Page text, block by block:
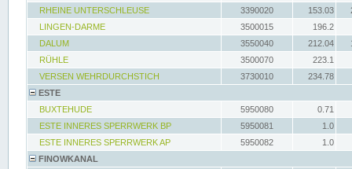
RHEINE UNTERSCHLEUSE
3390020 153.03
LINGEN-DARME
3500015
196.2
DALUM
3550040 212.04
RÜHLE
3500070
223.1
VERSEN WEHRDURCHSTICH
3730010
234.78
ESTE
BUXTEHUDE
5950080
0.71
ESTE INNERES SPERRWERK BP
5950081
1.0
ESTE INNERES SPERRWERK AP
5950082
1.0
FINOWKANAL